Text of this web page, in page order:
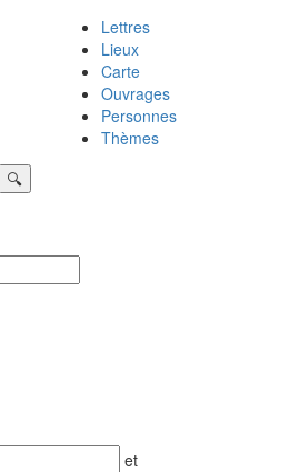
Lettres
Lieux
Carte
Ouvrages
Personnes
Thèmes
et